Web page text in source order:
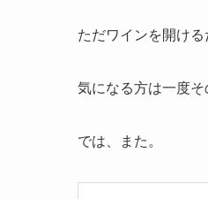
ただワインを開け
気になる方は一度
では、また。